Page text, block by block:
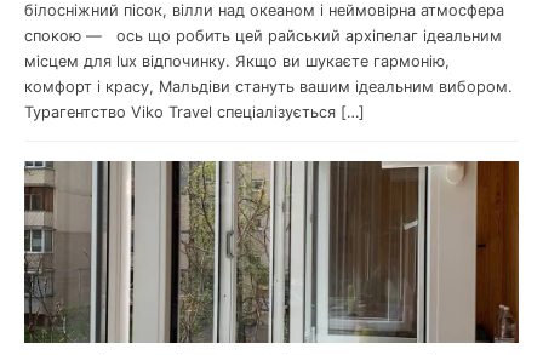
білосніжний пісок, вілли над океаном і неймовірна атмосфера
спокою — ось що робить цей райський архіпелаг ідеальним
місцем для lux відпочинку. Якщо ви шукаєте гармонію,
комфорт і красу, Мальдіви стануть вашим ідеальним вибором.
Турагентство Viko Travel спеціалізується […]